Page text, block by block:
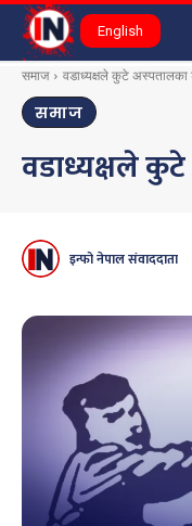
English
समाज वडाध्यक्षले कुटे अस्पतालका
समाज
वडाध्यक्षले
इन्फो नेपाल संवाददाता